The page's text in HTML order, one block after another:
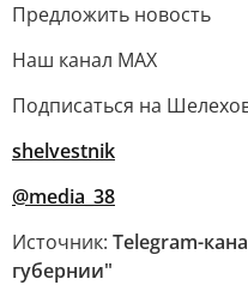
Предложить новость
Наш канал МАХ
Подписаться на
shelvestnik
@media_38
Источник: Telegram-
губернии"